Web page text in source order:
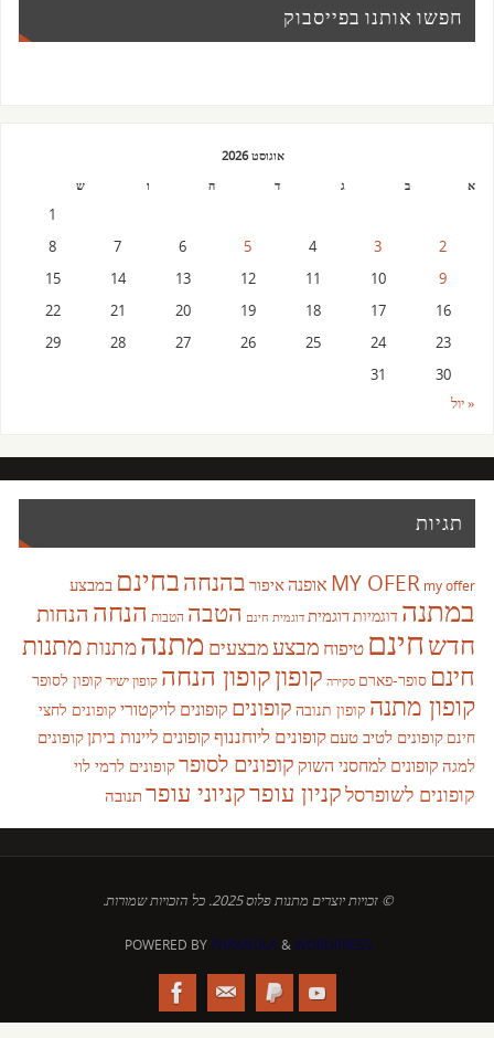
חפשו אותנו בפייסבוק
אוגוסט 2026
א
ב ג ד ה ו ש
1
2
3
4
5
6
7
8
9
10
11
12
13
14
15
16
17
18
19
20
21
22
23
24
25
26
27
28
29
30
31
« יול
תגיות
MY OFER my offer אופנהאיפור בהנחהבחינם במבצע
במתנה דוגמיותדוגמית דוגמית חינם הטבה הטבות הנחה הנחות
חדשחינם טיפוח מבצעמבצעים מתנהמתנותמתנות
חינם סופר-פארם סקירה קופוןקופון הנחה קופון ישיר קופון לסופר
קופון מתנה קופון תנובה קופונים קופונים לויקטורי קופונים לחצי
חינם קופונים לטיב טעם קופונים ליוחננוףקופונים ליינות ביתןקופונים
למגה קופונים למחסני השוק קופונים לסופרקופונים לרמי לוי
קופונים לשופרסלקניון עופרקניוני עופרתנובה
© זכויות יוצרים מתנות פלוס 2025. כל הזכויות שמורות.
POWERED BY PARABOLA&WORDPRESS.